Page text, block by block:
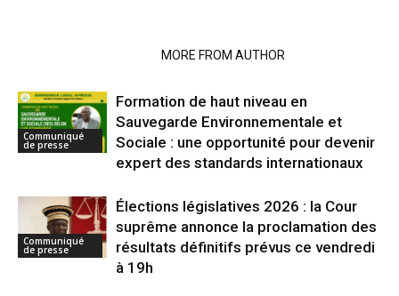
MORE FROM AUTHOR
Communiqué
de presse
Formation de haut niveau en
Sauvegarde Environnementale et
Sociale : une opportunité pour devenir
expert des standards internationaux
Communiqué
de presse
Élections législatives 2026 : la Cour
suprême annonce la proclamation des
résultats définitifs prévus ce vendredi
à 19h